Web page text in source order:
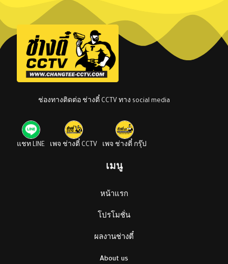
ช่องทางติดต่อ ช่างตี๋ CCTV ทาง social media
แชท LINE เพจ ช่างตี๋ CCTV เพจ ช่างตี๋ กรุ๊ป
เมนู
หน้าแรก
โปรโมชั่น
ผลงานช่างตี๋
About us